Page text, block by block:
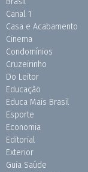
Canal 1
Casa e Acabamento
Cinema
Condomínios
Cruzeirinho
Do Leitor
Educação
Educa Mais Brasil
Esporte
Economia
Editorial
Exterior
Guia Saúde